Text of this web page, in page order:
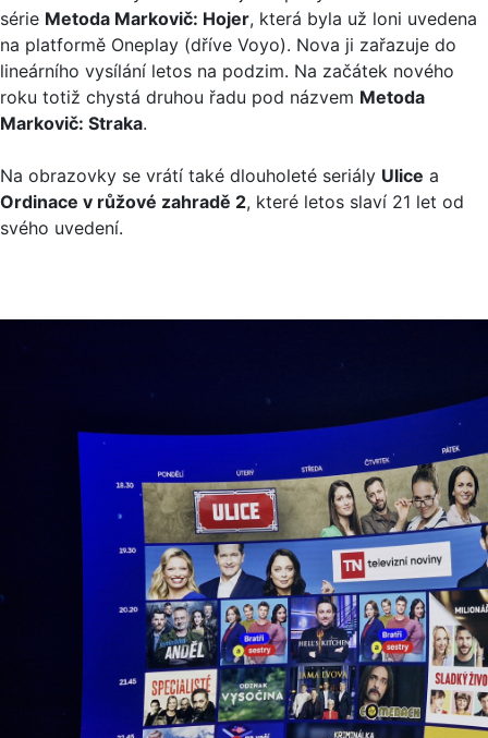
série Metoda Markovič: Hojer, která byla už loni uvedena
na platformě Oneplay (dříve Voyo). Nova ji zařazuje do
lineárního vysílání letos na podzim. Na začátek nového
roku totiž chystá druhou řadu pod názvem Metoda
Markovič: Straka.
Na obrazovky se vrátí také dlouholeté seriály Ulice a
Ordinace v růžové zahradě 2, které letos slaví 21 let od
svého uvedení.